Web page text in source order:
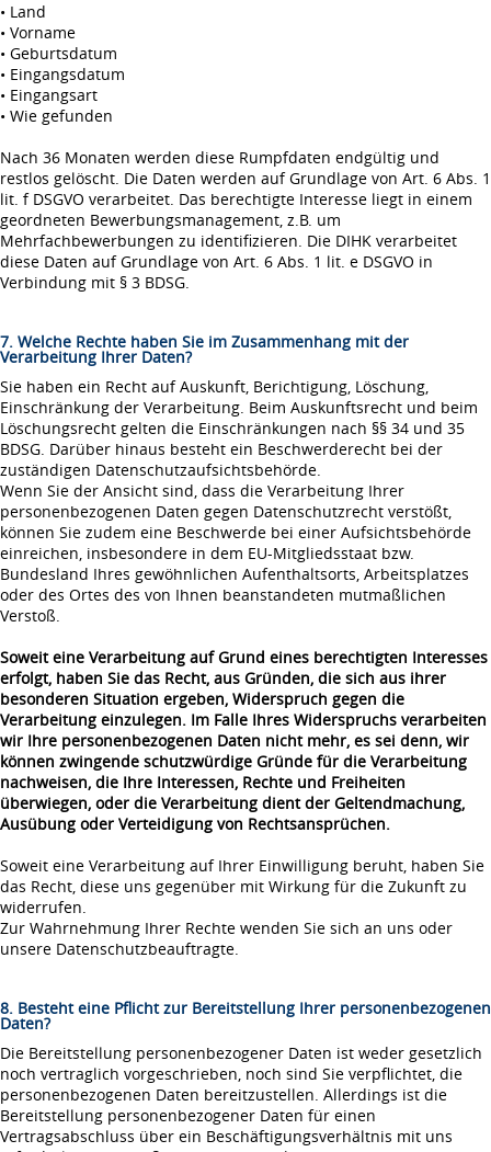
• Land
• Vorname
• Geburtsdatum
• Eingangsdatum
• Eingangsart
• Wie gefunden
Nach 36 Monaten werden diese Rumpfdaten endgültig und
restlos gelöscht. Die Daten werden auf Grundlage von Art. 6 Abs. 1
lit. f DSGVO verarbeitet. Das berechtigte Interesse liegt in einem
geordneten Bewerbungsmanagement, z.B. um
Mehrfachbewerbungen zu identifizieren. Die DIHK verarbeitet
diese Daten auf Grundlage von Art. 6 Abs. 1 lit. e DSGVO in
Verbindung mit § 3 BDSG.
7. Welche Rechte haben Sie im Zusammenhang mit der
Verarbeitung Ihrer Daten?
Sie haben ein Recht auf Auskunft, Berichtigung, Löschung,
Einschränkung der Verarbeitung. Beim Auskunftsrecht und beim
Löschungsrecht gelten die Einschränkungen nach §§ 34 und 35
BDSG. Darüber hinaus besteht ein Beschwerderecht bei der
zuständigen Datenschutzaufsichtsbehörde.
Wenn Sie der Ansicht sind, dass die Verarbeitung Ihrer
personenbezogenen Daten gegen Datenschutzrecht verstößt,
können Sie zudem eine Beschwerde bei einer Aufsichtsbehörde
einreichen, insbesondere in dem EU-Mitgliedsstaat bzw.
Bundesland Ihres gewöhnlichen Aufenthaltsorts, Arbeitsplatzes
oder des Ortes des von Ihnen beanstandeten mutmaßlichen
Verstoß.
Soweit eine Verarbeitung auf Grund eines berechtigten Interesses
erfolgt, haben Sie das Recht, aus Gründen, die sich aus ihrer
besonderen Situation ergeben, Widerspruch gegen die
Verarbeitung einzulegen. Im Falle Ihres Widerspruchs verarbeiten
wir Ihre personenbezogenen Daten nicht mehr, es sei denn, wir
können zwingende schutzwürdige Gründe für die Verarbeitung
nachweisen, die Ihre Interessen, Rechte und Freiheiten
überwiegen, oder die Verarbeitung dient der Geltendmachung,
Ausübung oder Verteidigung von Rechtsansprüchen.
Soweit eine Verarbeitung auf Ihrer Einwilligung beruht, haben Sie
das Recht, diese uns gegenüber mit Wirkung für die Zukunft zu
widerrufen.
Zur Wahrnehmung Ihrer Rechte wenden Sie sich an uns oder
unsere Datenschutzbeauftragte.
8. Besteht eine Pflicht zur Bereitstellung Ihrer personenbezogenen
Daten?
Die Bereitstellung personenbezogener Daten ist weder gesetzlich
noch vertraglich vorgeschrieben, noch sind Sie verpflichtet, die
personenbezogenen Daten bereitzustellen. Allerdings ist die
Bereitstellung personenbezogener Daten für einen
Vertragsabschluss über ein Beschäftigungsverhältnis mit uns